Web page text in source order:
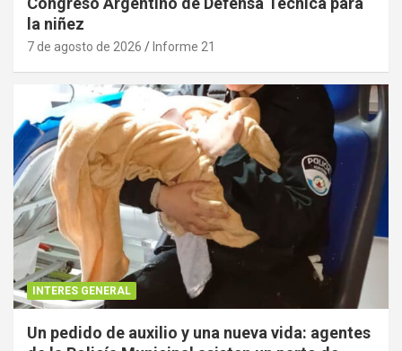
la niñez
7 de agosto de 2026 Informe 21
INTERES GENERAL
Un pedido de auxilio y una nueva vida: agentes